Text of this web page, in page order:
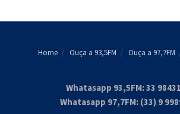
Home Ouça a 93,5FM Ouça a 97,7FM
Whatasapp 93,5FM: 33
Whatasapp 97,7FM: (33) 9